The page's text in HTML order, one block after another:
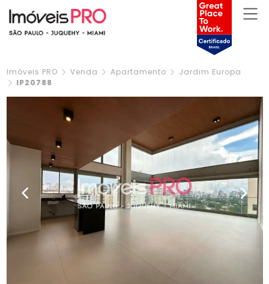
Imóveis PRO Venda Apartamento
Jardim Europa
IP20788
Previous Next